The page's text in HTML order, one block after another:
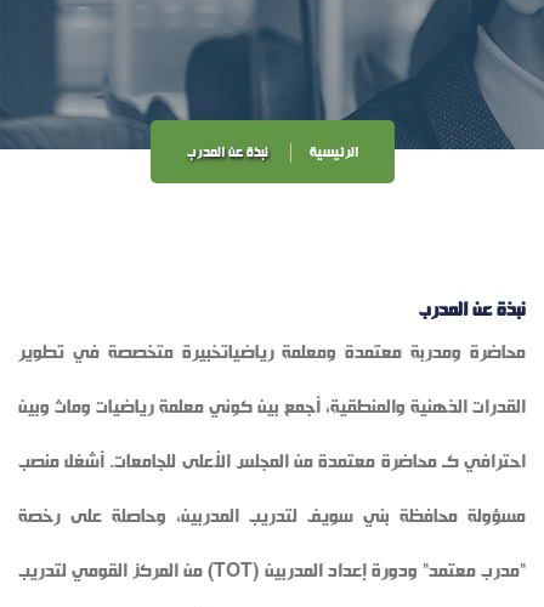
الرئيسية نبذة عن المدرب
نبذة عن المدرب
محاضرة ومدربة معتمدة ومعلمة رياضيات ​خبيرة متخصصة في تطوير
القدرات الذهنية والمنطقية، أجمع بين كوني معلمة رياضيات وماث وبين
احترافي كـ محاضرة معتمدة من المجلس الأعلى للجامعات. أشغل منصب
مسؤولة محافظة بني سويف لتدريب المدربين، وحاصلة على رخصة
"مدرب معتمد" ودورة إعداد المدربين (TOT) من المركز القومي لتدريب